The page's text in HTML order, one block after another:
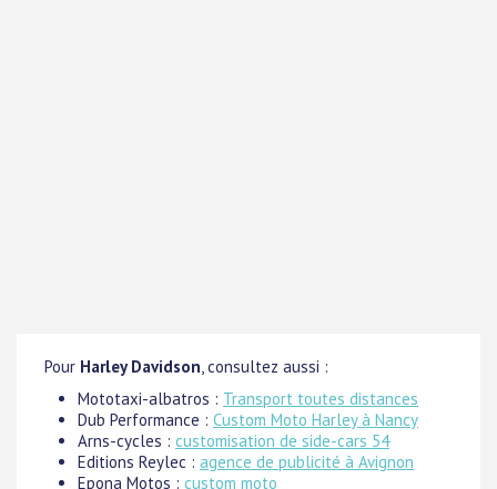
Pour Harley Davidson , consultez aussi :
Mototaxi-albatros : Transport toutes distances
Dub Performance : Custom Moto Harley à Nancy
Arns-cycles : customisation de side-cars 54
Editions Reylec : agence de publicité à Avignon
Epona Motos : custom moto